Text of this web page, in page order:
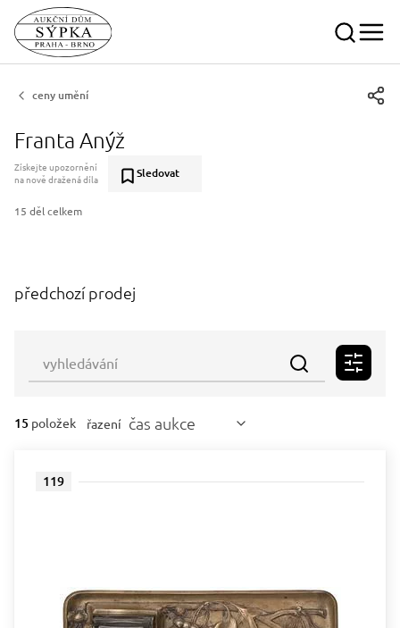
ceny umění
Franta Anýž
Získejte upozornění
na nově dražená díla
Sledovat
15 děl celkem
předchozí prodej
15 položek řazení čas aukce
119